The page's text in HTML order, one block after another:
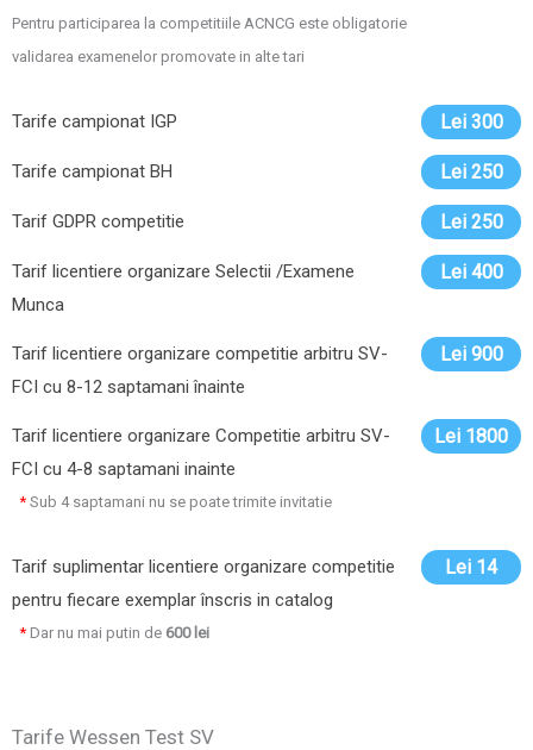
Pentru participarea la competitiile ACNCG este obligatorie
validarea examenelor promovate in alte tari
Tarife campionat IGP Lei 300
Tarife campionat BH Lei 250
Tarif GDPR competitie Lei 250
Tarif licentiere organizare Selectii /Examene
Munca
Lei 400
Tarif licentiere organizare competitie arbitru SV-
FCI cu 8-12 saptamani înainte
Lei 900
Tarif licentiere organizare Competitie arbitru SV-
FCI cu 4-8 saptamani inainte
* Sub 4 saptamani nu se poate trimite invitatie
Lei 1800
Tarif suplimentar licentiere organizare competitie
pentru fiecare exemplar înscris in catalog
* Dar nu mai putin de 600 lei
Lei 14
Tarife Wessen Test SV